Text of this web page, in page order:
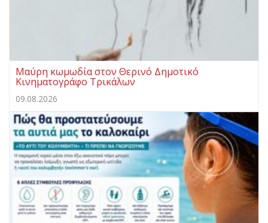
Μαύρη κωμωδία στον Θερινό Δημοτικό
Κινηματογράφο Τρικάλων
09.08.2026